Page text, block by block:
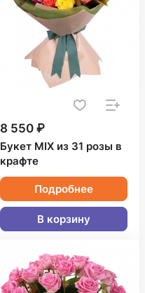
8 550 ₽
Букет MIX из 31 розы в
крафте
Подробнее
В корзину